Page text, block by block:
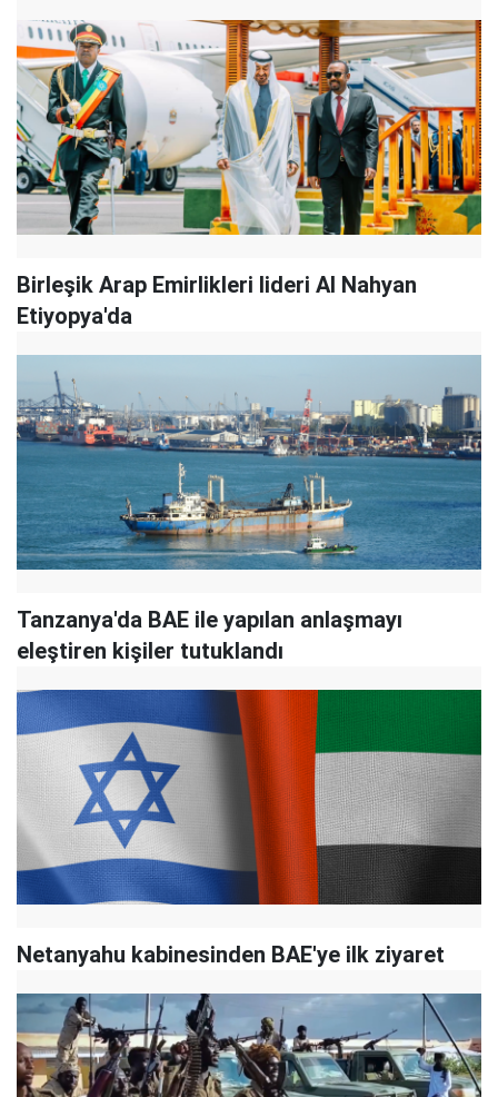
Birleşik Arap Emirlikleri lideri Al Nahyan
Etiyopya'da
Tanzanya'da BAE ile yapılan anlaşmayı
eleştiren kişiler tutuklandı
Netanyahu kabinesinden BAE'ye ilk ziyaret